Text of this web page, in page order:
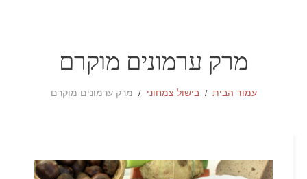
מרק ערמונים מוקרם
עמוד הבית בישול צמחוני מרק ערמונים מוקרם